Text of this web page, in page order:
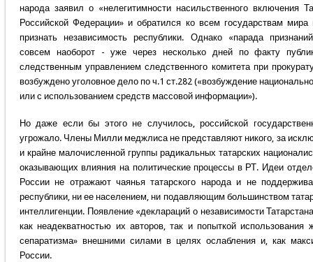
народа заявил о «нелегитимности насильственного включения
Российской Федерации» и обратился ко всем государствам
признать независимость республики. Однако «парада
совсем наоборот - уже через несколько дней по факту
следственным управлением следственного комитета при
возбуждено уголовное дело по ч.1 ст.282 («возбуждение
или с использованием средств массовой информации»).
Но даже если бы этого не случилось, российской
угрожало. Члены Милли меджлиса не представляют никого, за
и крайне малочисленной группы радикальных татарских
оказывающих влияния на политические процессы в РТ. Идеи
России не отражают чаянья татарского народа и не
республики, ни ее населением, ни подавляющим большинством
интеллигенции. Появление «деклараций о независимости
как неадекватностью их авторов, так и попыткой использования
сепаратизма» внешними силами в целях ослабления и, как
России.